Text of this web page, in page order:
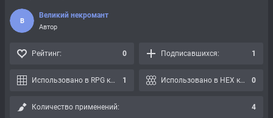
В
Великий некромант
Автор
Рейтинг: 0 Подписавшихся: 1
Использовано в RPG картах: 1 Использовано в HEX картах: 0
Количество применений: 4